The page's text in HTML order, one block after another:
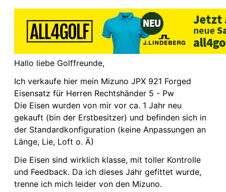
Hallo liebe Golffreunde,
Ich verkaufe hier mein Mizuno JPX 921 Forged
Eisensatz für Herren Rechtshänder 5 - Pw
Die Eisen wurden von mir vor ca. 1 Jahr neu
gekauft (bin der Erstbesitzer) und befinden sich in
der Standardkonfiguration (keine Anpassungen an
Länge, Lie, Loft o. Ä)
Die Eisen sind wirklich klasse, mit toller Kontrolle
und Feedback. Da ich dieses Jahr gefittet wurde,
trenne ich mich leider von den Mizuno.